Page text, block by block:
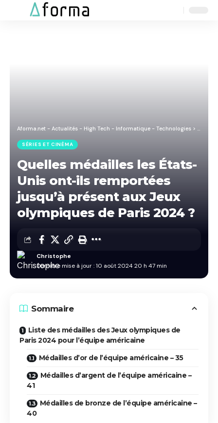
Aforma.net - Actualités - High Tech - Informatique - Technologies > Blog
SÉRIES ET CINÉMA
Quelles médailles les États-
Unis ont-ils remportées
jusqu’à présent aux Jeux
olympiques de Paris 2024 ?
Dernière mise à jour : 10 août 2024 20 h 47 min
Christophe
Sommaire
Liste des médailles des Jeux olympiques de
Paris 2024 pour l’équipe américaine
Médailles d’or de l’équipe américaine – 35
Médailles d’argent de l’équipe américaine –
41
Médailles de bronze de l’équipe américaine –
40